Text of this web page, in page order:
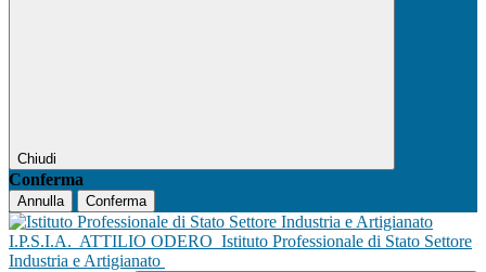
Chiudi
Conferma
Annulla Conferma
I.P.S.I.A. ATTILIO ODERO Istituto Professionale di Stato Settore
Industria e Artigianato